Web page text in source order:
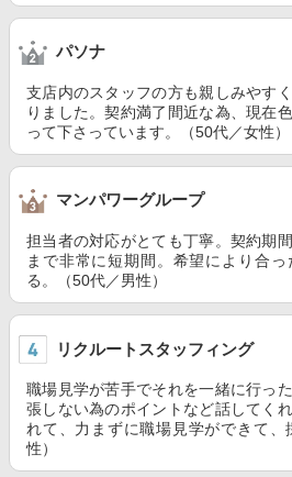
パソナ
支店内のスタッフの方も親しみやす
りました。契約満了間近な為、現在
って下さっています。（50代／女性）
マンパワーグループ
担当者の対応がとても丁寧。契約期
まで非常に短期間。希望により合
る。（50代／男性）
リクルートスタッフィング
職場見学が苦手でそれを一緒に行っ
張しない為のポイントなど話してく
れて、力まずに職場見学ができて
性）